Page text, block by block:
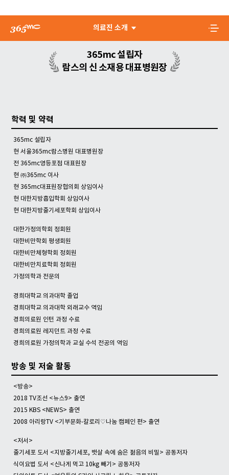
의료진 소개
365mc 설립자
람스의 신 소재용 대표병원장
학력 및 약력
365mc 설립자
현 서울365mc람스병원 대표병원장
전 365mc영등포점 대표원장
현 ㈜365mc 이사
현 365mc대표원장협의회 상임이사
현 대한지방흡입학회 상임이사
현 대한지방줄기세포학회 상임이사
대한가정의학회 정회원
대한비만학회 평생회원
대한비만체형학회 정회원
대한비만치료학회 정회원
가정의학과 전문의
경희대학교 의과대학 졸업
경희대학교 의과대학 외래교수 역임
경희의료원 인턴 과정 수료
경희의료원 레지던트 과정 수료
경희의료원 가정의학과 교실 수석 전공의 역임
방송 및 저술 활동
<방송>
2018 TV조선 <뉴스9> 출연
2015 KBS <NEWS> 출연
2008 아리랑TV <기부문화-칼로리♡나눔 캠페인 편> 출연
<저서>
줄기세포 도서 <지방줄기세포, 뱃살 속에 숨은 젊음의 비밀> 공동저자
식이요법 도서 <신나게 먹고 10kg 빼기> 공동저자